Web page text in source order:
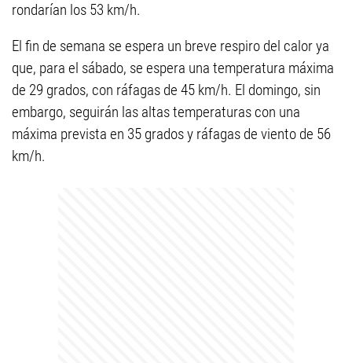
rondarían los 53 km/h.
El fin de semana se espera un breve respiro del calor ya
que, para el sábado, se espera una temperatura máxima
de 29 grados, con ráfagas de 45 km/h. El domingo, sin
embargo, seguirán las altas temperaturas con una
máxima prevista en 35 grados y ráfagas de viento de 56
km/h.